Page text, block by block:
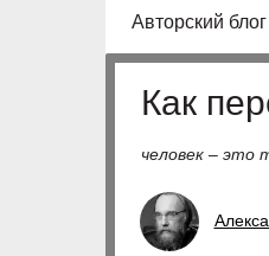
Авторский блог
Как
человек – это